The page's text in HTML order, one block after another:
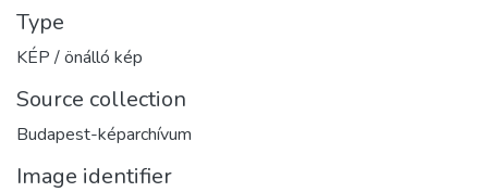
Type
KÉP / önálló kép
Source collection
Budapest-képarchívum
Image identifier